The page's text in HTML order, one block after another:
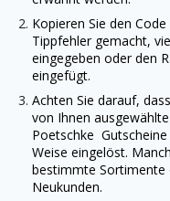
Kopieren Sie den
Tippfehler gemacht,
eingegeben oder den
eingefügt.
Achten Sie darauf,
von Ihnen
Poetschke
Weise eingelöst.
bestimmte
Neukunden.